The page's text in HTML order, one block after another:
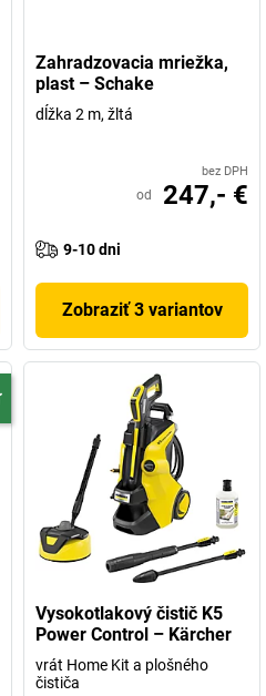
Zahradzovacia mriežka,
plast – Schake
dĺžka 2 m, žltá
bez DPH
od 247,- €
9-10 dni
Zobraziť 3 variantov
Vysokotlakový čistič K5
Power Control – Kärcher
vrát Home Kit a plošného
čističa